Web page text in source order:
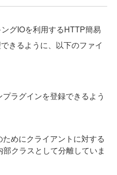
グIOを利用するHTTP簡易
きるように、以下のファイ
ラグインを登録できるよう
めにクライアントに対する
クラスとして分離していま